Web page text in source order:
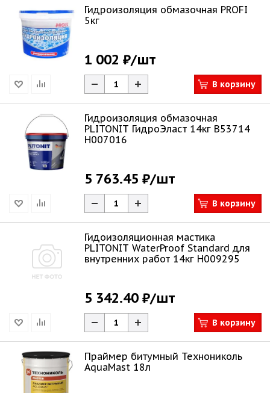
Гидроизоляция обмазочная PROFI
5кг
1 002 ₽/шт
В корзину
Гидроизоляция обмазочная
PLITONIT ГидроЭласт 14кг В53714
Н007016
5 763.45 ₽/шт
В корзину
Гидоизоляционная мастика
PLITONIT WaterProof Standard для
внутренних работ 14кг Н009295
5 342.40 ₽/шт
В корзину
Праймер битумный Технониколь
AquaMast 18л